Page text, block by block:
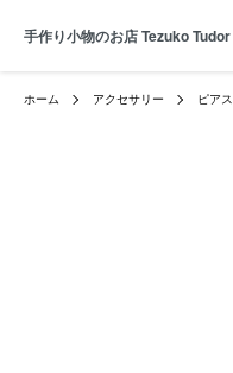
手作り小物のお店 Tezuko Tudor
ホーム アクセサリー ピアス